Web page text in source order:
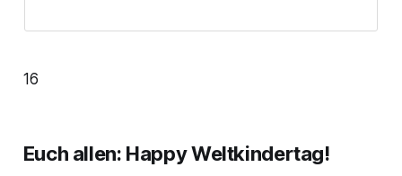
16
Euch allen: Happy Weltkindertag!